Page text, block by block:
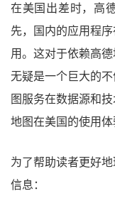
在美国出差时，高
先，国内的应用程
用。这对于依赖高
无疑是一个巨大的
图服务在数据源和
地图在美国的使用体
为了帮助读者更好
信息：